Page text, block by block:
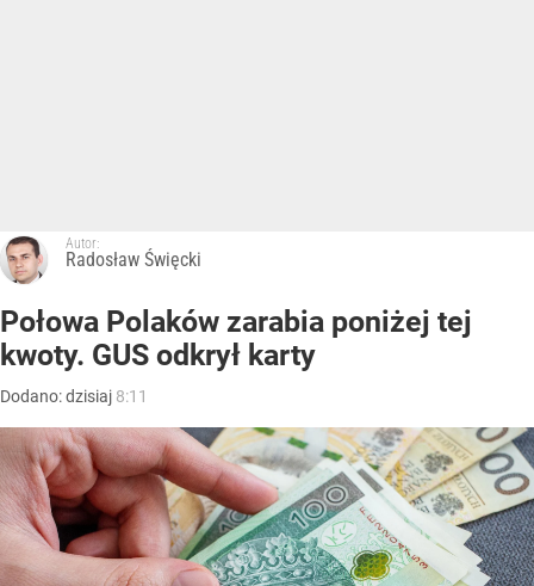
Autor:
Radosław Święcki
Połowa Polaków zarabia poniżej tej
kwoty. GUS odkrył karty
Dodano:dzisiaj 8:11